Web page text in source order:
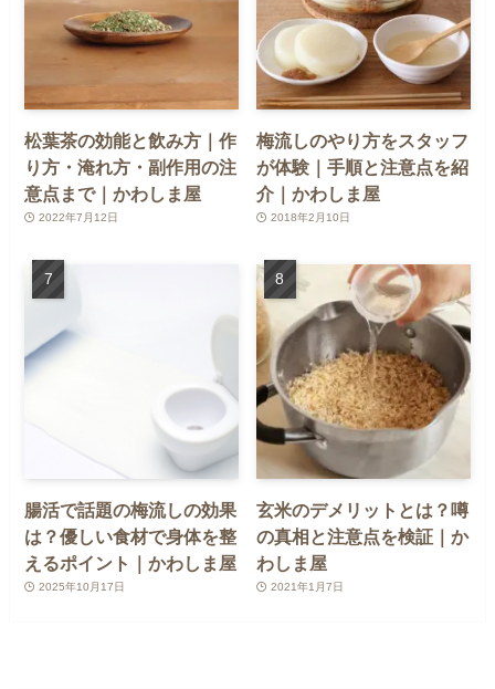
松葉茶の効能と飲み方｜作
り方・淹れ方・副作用の注
意点まで｜かわしま屋
2022年7月12日
梅流しのやり方をスタッフ
が体験｜手順と注意点を紹
介｜かわしま屋
2018年2月10日
腸活で話題の梅流しの効果
は？優しい食材で身体を整
えるポイント｜かわしま屋
2025年10月17日
玄米のデメリットとは？噂
の真相と注意点を検証｜か
わしま屋
2021年1月7日